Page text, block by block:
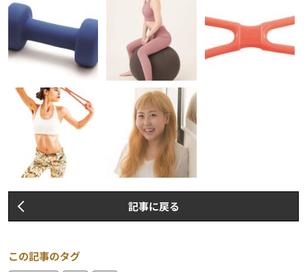
記事に戻る
この記事のタグ